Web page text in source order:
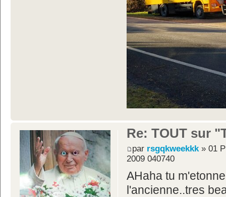
Re: TOUT sur
par rsgqkweekkk » 01
2009 040740
AHaha tu
l'ancienne..tres